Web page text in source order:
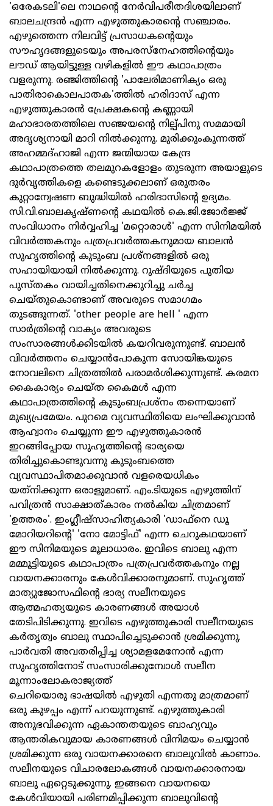
'ഒരേകടലി'ലെ നാഥന്റെ നേര്‍വിപരീതദിശയിലാണ്
ബാലചന്ദ്രന്‍ എന്ന എഴുത്തുകാരന്റെ സഞ്ചാരം.
എഴുത്തെന്ന നിലവിട്ട് പ്രസാധകന്റെയും
സൗഹൃദങ്ങളുടെയും അപരസ്‌നേഹത്തിന്റെയും
ലൗഡ് ആയിട്ടുള്ള വഴികളില്‍ ഈ കഥാപാത്രം
വളരുന്നു. രഞ്ജിത്തിന്റെ 'പാലേരിമാണിക്യം ഒരു
പാതിരാകൊലപാതക'ത്തില്‍ ഹരിദാസ് എന്ന
എഴുത്തുകാരന്‍ പ്രേക്ഷകന്റെ കണ്ണായി
മഹാഭാരതത്തിലെ സഞ്ജയന്റെ നില്പ്പിനു സമമായി
അദൃശ്യനായി മാറി നില്‍ക്കുന്നു. മുരിക്കുംകുന്നത്ത്
അഹമ്മദ്ഹാജി എന്ന ജന്മിയായ കേന്ദ്ര
കഥാപാത്രത്തെ തലമുറകളോളം തുടരുന്ന അയാളുടെ
ദുര്‍വൃത്തികളെ കണ്ടെടുക്കലാണ് ഒരുതരം
കുറ്റാന്വേഷണ ബുദ്ധിയില്‍ ഹരിദാസിന്റെ ഉദ്യമം.
സി.വി.ബാലകൃഷ്ണന്റെ കഥയില്‍ കെ.ജി.ജോര്‍ജ്ജ്
സംവിധാനം നിര്‍വ്വഹിച്ച 'മറ്റൊരാള്‍' എന്ന സിനിമയില്‍
വിവര്‍ത്തകനും പത്രപ്രവര്‍ത്തകനുമായ ബാലന്‍
സുഹൃത്തിന്റെ കുടുംബ പ്രശ്‌നങ്ങളില്‍ ഒരു
സഹായിയായി നില്‍ക്കുന്നു. റുഷ്ദിയുടെ പുതിയ
പുസ്തകം വായിച്ചതിനെക്കുറിച്ചു ചര്‍ച്ച
ചെയ്തുകൊണ്ടാണ് അവരുടെ സമാഗമം
തുടങ്ങുന്നത്. 'other people are hell ' എന്ന
സാര്‍ത്രിന്റെ വാക്യം അവരുടെ
സംസാരങ്ങള്‍ക്കിടയില്‍ കയറിവരുന്നുണ്ട്. ബാലന്‍
വിവര്‍ത്തനം ചെയ്യാന്‍പോകുന്ന സോയിങ്കയുടെ
നോവലിനെ ചിത്രത്തില്‍ പരാമര്‍ശിക്കുന്നുണ്ട്. കരമന
കൈകാര്യം ചെയ്ത കൈമള്‍ എന്ന
കഥാപാത്രത്തിന്റെ കുടുംബപ്രശ്‌നം തന്നെയാണ്
മുഖ്യപ്രമേയം. പുറമെ വ്യവസ്ഥിതിയെ ലംഘിക്കുവാന്‍
ആഹ്വാനം ചെയ്യുന്ന ഈ എഴുത്തുകാരന്‍
ഇറങ്ങിപ്പോയ സുഹൃത്തിന്റെ ഭാര്യയെ
തിരിച്ചുകൊണ്ടുവന്നു കുടുംബത്തെ
വ്യവസ്ഥാപിതമാക്കുവാന്‍ വളരെയധികം
യത്‌നിക്കുന്ന ഒരാളുമാണ്. എം.ടിയുടെ എഴുത്തിന്
പവിത്രന്‍ സാക്ഷാത്കാരം നല്‍കിയ ചിത്രമാണ്
'ഉത്തരം'. ഇംഗ്ലീഷ്‌സാഹിത്യകാരി 'ഡാഫ്‌നെ ഡൂ
മോറിയറിന്റെ' 'നോ മോട്ടിഫ്' എന്ന ചെറുകഥയാണ്
ഈ സിനിമയുടെ മൂലാധാരം. ഇവിടെ ബാലു എന്ന
മമ്മൂട്ടിയുടെ കഥാപാത്രം പത്രപ്രവര്‍ത്തകനും നല്ല
വായനക്കാരനും കേള്‍വിക്കാരനുമാണ്. സുഹൃത്ത്
മാത്യുജോസഫിന്റെ ഭാര്യ സലീനയുടെ
ആത്മഹത്യയുടെ കാരണങ്ങള്‍ അയാള്‍
തേടിപിടിക്കുന്നു. ഇവിടെ എഴുത്തുകാരി സലീനയുടെ
കര്‍തൃത്വം ബാലു സ്ഥാപിച്ചെടുക്കാന്‍ ശ്രമിക്കുന്നു.
പാര്‍വതി അവതരിപ്പിച്ച ശ്യാമളമേനോന്‍ എന്ന
സുഹൃത്തിനോട് സംസാരിക്കുമ്പോള്‍ സലീന
മൂന്നാംലോകരാജ്യത്ത്
ചെറിയൊരു ഭാഷയില്‍ എഴുതി എന്നതു മാത്രമാണ്
ഒരു കുഴപ്പം എന്ന് പറയുന്നുണ്ട്. എഴുത്തുകാരി
അനുഭവിക്കുന്ന ഏകാന്തതയുടെ ബാഹ്യവും
ആന്തരികവുമായ കാരണങ്ങള്‍ വിനിമയം ചെയ്യാന്‍
ശ്രമിക്കുന്ന ഒരു വായനക്കാരനെ ബാലുവില്‍ കാണാം.
സലീനയുടെ വിചാരലോകങ്ങള്‍ വായനക്കാരനായ
ബാലു ഏറ്റെടുക്കുന്നു. ഇങ്ങനെ വായനയെ
കേള്‍വിയായി പരിണമിപ്പിക്കുന്ന ബാലുവിന്റെ